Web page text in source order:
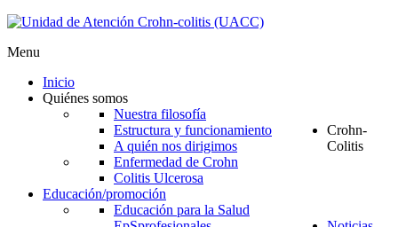
Menu
Inicio
Quiénes somos
Nuestra filosofía
Estructura y funcionamiento
A quién nos dirigimos
Crohn-
Colitis
Enfermedad de Crohn
Colitis Ulcerosa
Educación/promoción
Educación para la Salud